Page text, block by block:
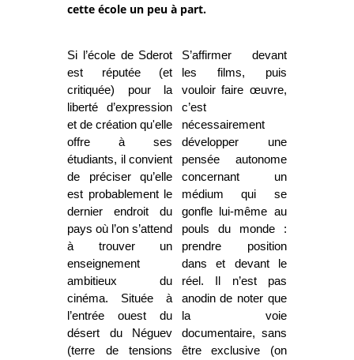
cette école un peu à part.
Si l’école de Sderot
est réputée (et
critiquée) pour la
liberté d’expression
et de création qu'elle
offre à ses
étudiants, il convient
de préciser qu’elle
est probablement le
dernier endroit du
pays où l’on s’attend
à trouver un
enseignement
ambitieux du
cinéma. Située à
l’entrée ouest du
désert du Néguev
(terre de tensions
S’affirmer devant
les films, puis
vouloir faire œuvre,
c’est
nécessairement
développer une
pensée autonome
concernant un
médium qui se
gonfle lui-même au
pouls du monde :
prendre position
dans et devant le
réel. Il n’est pas
anodin de noter que
la voie
documentaire, sans
être exclusive (on